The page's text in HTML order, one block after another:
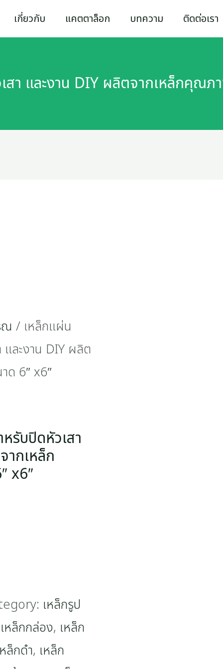
เกี่ยวกับ แคตตาล็อก บทความ ติดต่อเรา
สา และงาน DIY ผลิตจากเหล็กคุณ
ณ / เหล็กแผ่น
และงาน DIY ผลิต
ด 6″ x6″
รับปิดหัวเสา
ากเหล็ก
x6″
เหล็กรูป
เหล็กกล่อง, เหล็ก
ล็กดำ, เหล็ก